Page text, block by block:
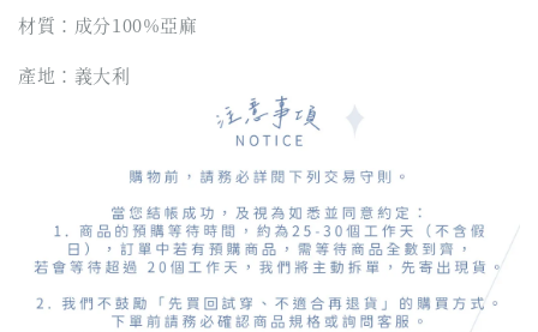
材質：成分100%亞麻
產地：義大利